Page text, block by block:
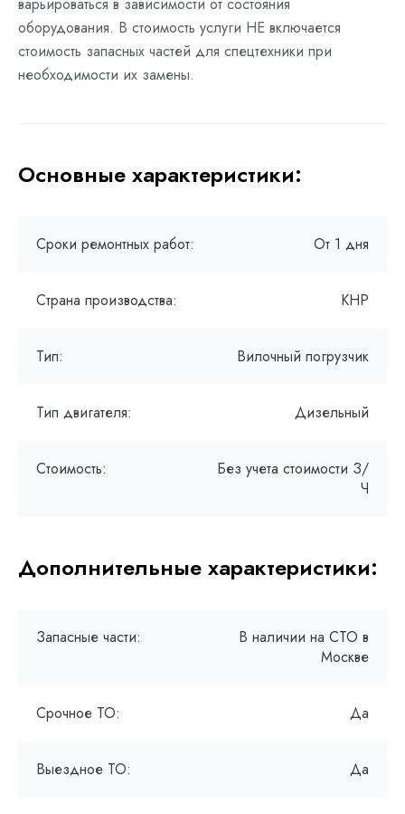
оборудования. В стоимость услуги НЕ включается
стоимость запасных частей для спецтехники при
необходимости их замены.
Основные характеристики:
Сроки ремонтных работ: От 1 дня
Страна производства: КНР
Тип: Вилочный погрузчик
Тип двигателя: Дизельный
Стоимость:
Без учета стоимости З/
Ч
Дополнительные характеристики:
Запасные части:
В наличии на СТО в
Москве
Срочное ТО: Да
Выездное ТО: Да